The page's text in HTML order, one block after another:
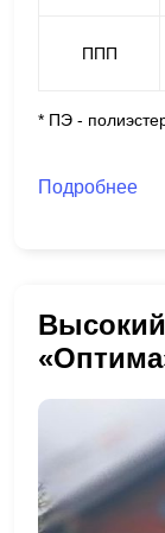
ППП
* ПЭ -
Подробнее